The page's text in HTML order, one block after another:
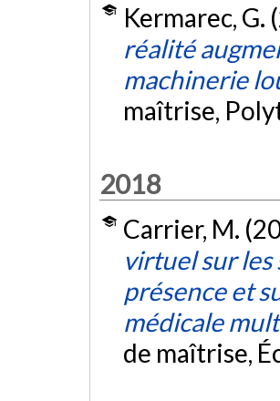
Kermarec, G.
réalité
machinerie
maîtrise,
2018
Carrier, M.
virtuel sur les
présence et
médicale
de maîtrise,